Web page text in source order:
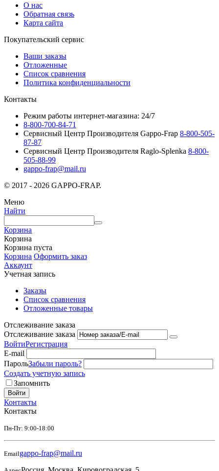
О нас
Обратная связь
Карта сайта
Покупательский сервис
Ваши заказы
Отложенные
Список сравнения
Политика конфиденциальности
Контакты
Режим работы интернет-магазина: 24/7
8-800-700-84-71
Сервисный Центр Производителя Gappo-Frap 8-800-505-
87-87
Сервисный Центр Производителя Raglo-Splenka 8-800-
505-88-99
gappo-frap@mail.ru
© 2017 - 2026 GAPPO-FRAP.
Меню
Найти
Корзина
Корзина
Корзина пуста
Корзина Оформить заказ
Аккаунт
Учетная запись
Заказы
Список сравнения
Отложенные товары
Отслеживание заказа
Отслеживание заказа
ВойтиРегистрация
E-mail
ПарольЗабыли пароль?
Создать учетную запись
Запомнить
Войти
Контакты
Контакты
Пн-Пт: 9:00-18:00
Emailgappo-frap@mail.ru